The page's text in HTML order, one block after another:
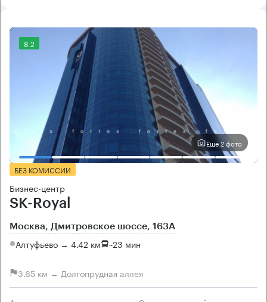
8.2
Еще 2 фото
БЕЗ КОМИССИИ
Бизнес-центр
SK-Royal
Москва, Дмитровское шоссе, 163А
Алтуфьево → 4.42 км ~23 мин
3.65 км → Долгопрудная аллея